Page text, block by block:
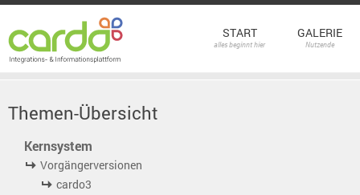
START
alles beginnt hier
GALERIE
Nutzende
Themen-Übersicht
Kernsystem
Vorgängerversionen
cardo3